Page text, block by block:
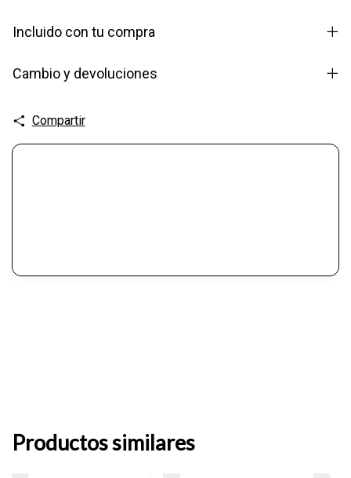
Incluido con tu compra
Cambio y devoluciones
Compartir
Productos similares